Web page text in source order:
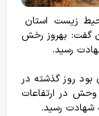
زیست استان
گفت: بهروز رخش
رسید.
روز گذشته در
در ارتفاعات
شهادت رسید.